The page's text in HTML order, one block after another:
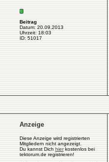
Beitrag
Datum: 20.09.2013
Uhrzeit: 18:03
ID: 51017
Anzeige
Diese Anzeige wird registrierten
Mitgliedern nicht angezeigt.
Du kannst Dich hierkostenlos bei
tektorum.de registrieren!